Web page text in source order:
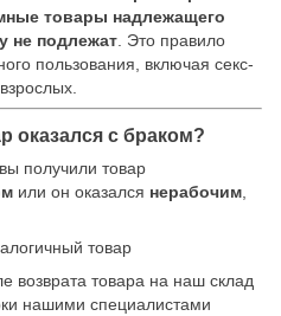
товары надлежащего
не подлежат . Это правило
пользования, включая секс-
оказался с браком?
получили товар
или он оказался нерабочим
товар
возврата товара на наш склад
нашими специалистами